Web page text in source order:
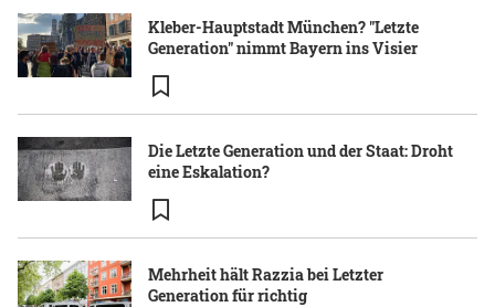
Kleber-Hauptstadt München? "Letzte
Generation" nimmt Bayern ins Visier
Die Letzte Generation und der Staat: Droht
eine Eskalation?
Mehrheit hält Razzia bei Letzter
Generation für richtig